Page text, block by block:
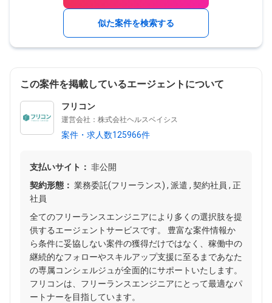
似た案件を検索する
この案件を掲載しているエージェントについて
フリコン
運営会社：株式会社ヘルスベイシス
案件・求人数125966件
支払いサイト： 非公開
契約形態： 業務委託(フリーランス) , 派遣 , 契約社員 , 正
社員
全てのフリーランスエンジニアにより多くの選択肢を提
供するエージェントサービスです。 豊富な案件情報か
ら条件に妥協しない案件の獲得だけではなく、稼働中の
継続的なフォローやスキルアップ支援に至るまであなた
の専属コンシェルジュが全面的にサポートいたします。
フリコンは、フリーランスエンジニアにとって最適なパ
ートナーを目指しています。